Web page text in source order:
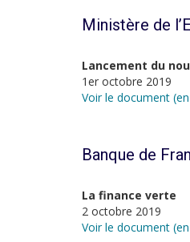
Ministère de
Lancement du
1er octobre 2019
Voir le document
Banque de
La finance verte
2 octobre 2019
Voir le document